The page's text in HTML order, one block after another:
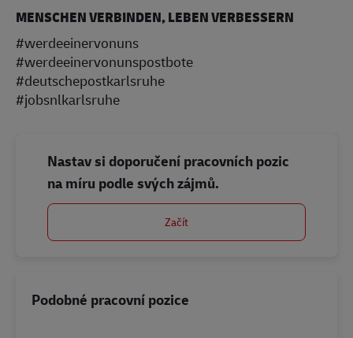
MENSCHEN VERBINDEN, LEBEN VERBESSERN
#werdeeinervonuns
#werdeeinervonunspostbote
#deutschepostkarlsruhe
#jobsnlkarlsruhe
Nastav si doporučení pracovních pozic
na míru podle svých zájmů.
Začít
Podobné pracovní pozice